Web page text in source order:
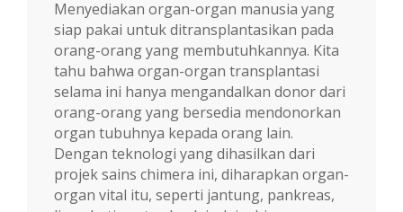
Menyediakan organ-organ manusia yang
siap pakai untuk ditransplantasikan pada
orang-orang yang membutuhkannya. Kita
tahu bahwa organ-organ transplantasi
selama ini hanya mengandalkan donor dari
orang-orang yang bersedia mendonorkan
organ tubuhnya kepada orang lain.
Dengan teknologi yang dihasilkan dari
projek sains chimera ini, diharapkan organ-
organ vital itu, seperti jantung, pankreas,